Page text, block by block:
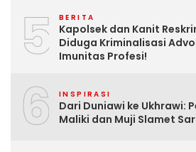
5 BERITA
Kapolsek dan Kanit
Diduga Kriminalisasi
Imunitas Profesi!
6 INSPIRASI
Dari Duniawi ke Ukhrawi:
Maliki dan Muji Slamet